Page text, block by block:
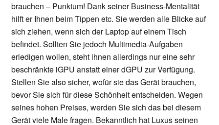
brauchen – Punktum! Dank seiner Business-Mentalität
hilft er Ihnen beim Tippen etc. Sie werden alle Blicke auf
sich ziehen, wenn sich der Laptop auf einem Tisch
befindet. Sollten Sie jedoch Multimedia-Aufgaben
erledigen wollen, steht ihnen allerdings nur eine sehr
beschränkte iGPU anstatt einer dGPU zur Verfügung.
Stellen Sie also sicher, wofür sie das Gerät brauchen,
bevor Sie sich für diese Schönheit entscheiden. Wegen
seines hohen Preises, werden Sie sich das bei diesem
Gerät viele Male fragen. Bekanntlich hat Luxus seinen